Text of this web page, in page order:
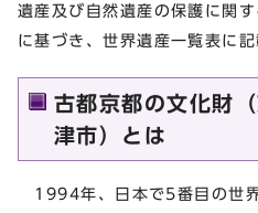
遺産及び自然遺産の保護に関
に基づき、世界遺産一覧表に
古都京都の文化財
津市）とは
1994年、日本で5番目の世